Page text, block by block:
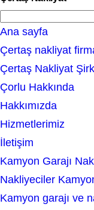
e
a
r
c
h
Ana sayfa
Çertaş nakliyat
Çertaş Nakliyat
Çorlu Hakkında
Hakkımızda
Hizmetlerimiz
İletişim
Kamyon Garajı
Nakliyeciler
Kamyon garajı ve